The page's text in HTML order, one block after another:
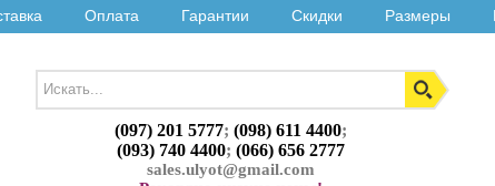
Оплата Гарантии Скидки Размеры
(097) 201 5777; (098) 611 4400;
(093) 740 4400; (066) 656 2777
sales.ulyot@gmail.com